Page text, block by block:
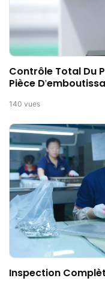
Contrôle Total Du
Pièce
140 vues
Inspection